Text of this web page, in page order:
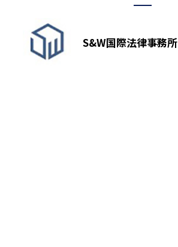
S&W国際法律事務所